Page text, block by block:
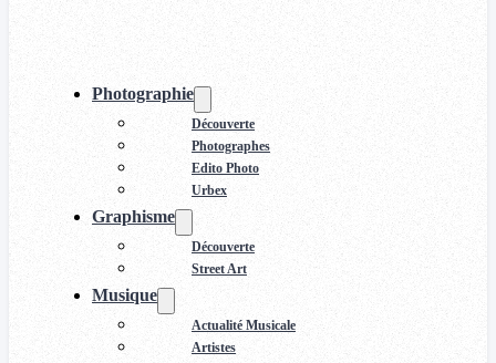
Photographie
Découverte
Photographes
Edito Photo
Urbex
Graphisme
Découverte
Street Art
Musique
Actualité Musicale
Artistes